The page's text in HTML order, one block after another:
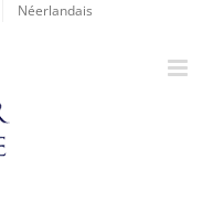
Néerlandais